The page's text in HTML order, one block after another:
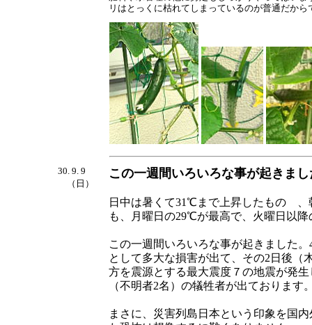
リはとっくに枯れてしまっているのが普通だか
30. 9. 9
（日）
この一週間いろいろな事が起きま
日中は暑くて31℃まで上昇したものゝ
も、月曜日の29℃が最高で、火曜日以
この一週間いろいろな事が起きました
として多大な損害が出て、その2日後（
方を震源とする最大震度７の地震が発
（不明者2名）の犠牲者が出ております
まさに、災害列島日本という印象を国